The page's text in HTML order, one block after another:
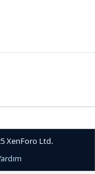
XenForo Ltd.